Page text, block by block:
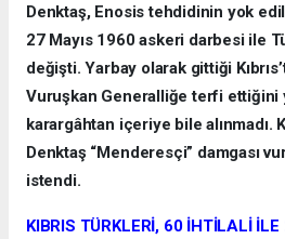
Denktaş, Enosis tehdidinin yok
27 Mayıs 1960 askeri darbesi ile
değişti. Yarbay olarak gittiği
Vuruşkan Generalliğe terfi ettiğini
karargâhtan içeriye bile alınmadı.
Denktaş “Menderesçi” damgası
istendi.
KIBRIS TÜRKLERİ, 60 İHTİLALİ